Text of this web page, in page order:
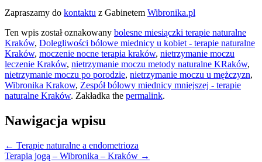
Zapraszamy do kontaktu z Gabinetem Wibronika.pl
Ten wpis został oznakowany bolesne miesiączki terapie naturalne
Kraków, Dolegliwości bólowe miednicy u kobiet - terapie naturalne
Kraków, moczenie nocne terapia kraków, nietrzymanie moczu
leczenie Kraków, nietrzymanie moczu metody naturalne KRaków,
nietrzymanie moczu po porodzie, nietrzymanie moczu u mężczyzn,
Wibronika Krakow, Zespół bólowy miednicy mniejszej - terapie
naturalne Kraków. Zakładka the permalink.
Nawigacja wpisu
← Terapie naturalne a endometrioza
Terapia jogą – Wibronika – Kraków →